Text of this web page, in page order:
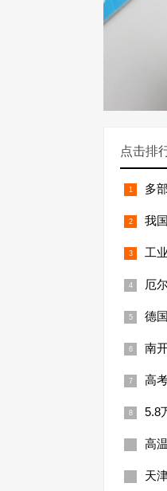
点击排
多
我
工
厄
德
南
高
5.8
高
天